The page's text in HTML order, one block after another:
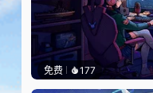
免费 177